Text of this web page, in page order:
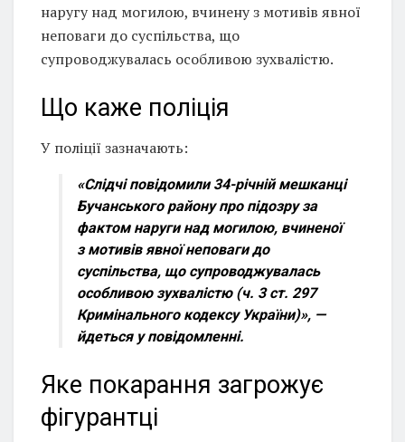
наругу над могилою, вчинену з мотивів явної
неповаги до суспільства, що
супроводжувалась особливою зухвалістю.
Що каже поліція
У поліції зазначають:
«Слідчі повідомили 34-річній мешканці
Бучанського району про підозру за
фактом наруги над могилою, вчиненої
з мотивів явної неповаги до
суспільства, що супроводжувалась
особливою зухвалістю (ч. 3 ст. 297
Кримінального кодексу України)», —
йдеться у повідомленні.
Яке покарання загрожує
фігурантці